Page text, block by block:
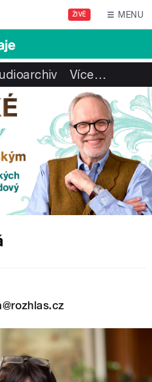
ŽIVĚ MENU
Více…